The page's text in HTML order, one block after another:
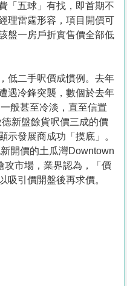
「五球」有找，即首期不
理雷霆形容，項目開價可
盤一房戶折實售價全部低
低二手呎價成慣例。去年
遇冷鋒突襲，數個於去年
般甚至冷淡，直至信置
新盤餘貨呎價三成的價
示發展商成功「摸底」。
開價的土瓜灣Downtown
攻市場，業界認為，「價
吸引價開盤後再求價。